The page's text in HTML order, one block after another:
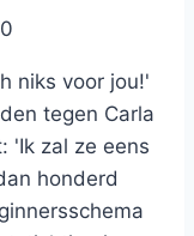
niks voor jou!'
tegen Carla
'Ik zal ze eens
honderd